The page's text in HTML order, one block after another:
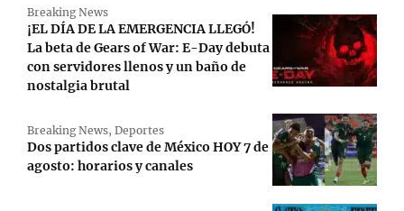
Breaking News
¡EL DÍA DE LA EMERGENCIA LLEGÓ!
La beta de Gears of War: E-Day debuta
con servidores llenos y un baño de
nostalgia brutal
Breaking News, Deportes
Dos partidos clave de México HOY 7 de
agosto: horarios y canales